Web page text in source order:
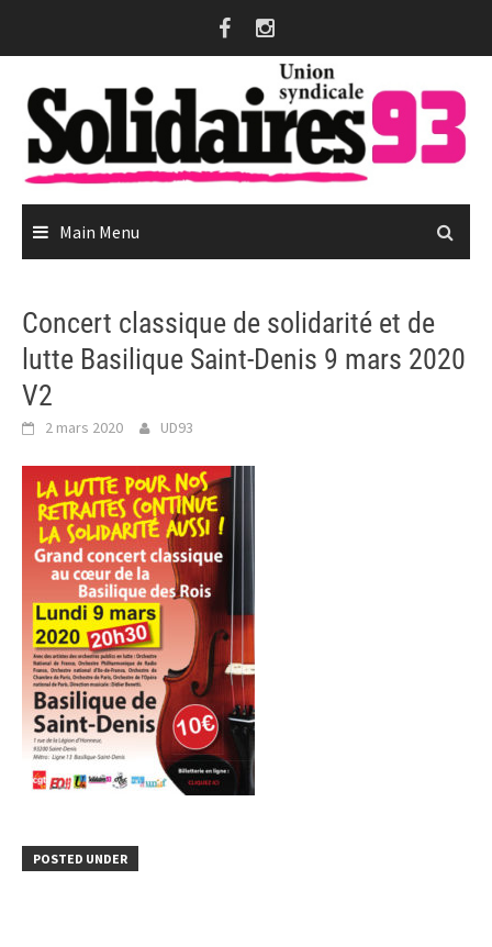
Main Menu
Concert classique de solidarité et de
lutte Basilique Saint-Denis 9 mars 2020
V2
2 mars 2020 UD93
POSTED UNDER